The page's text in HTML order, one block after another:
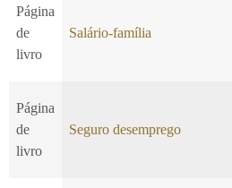
Página
de
livro
Salário-família
Página
de
livro
Seguro desemprego